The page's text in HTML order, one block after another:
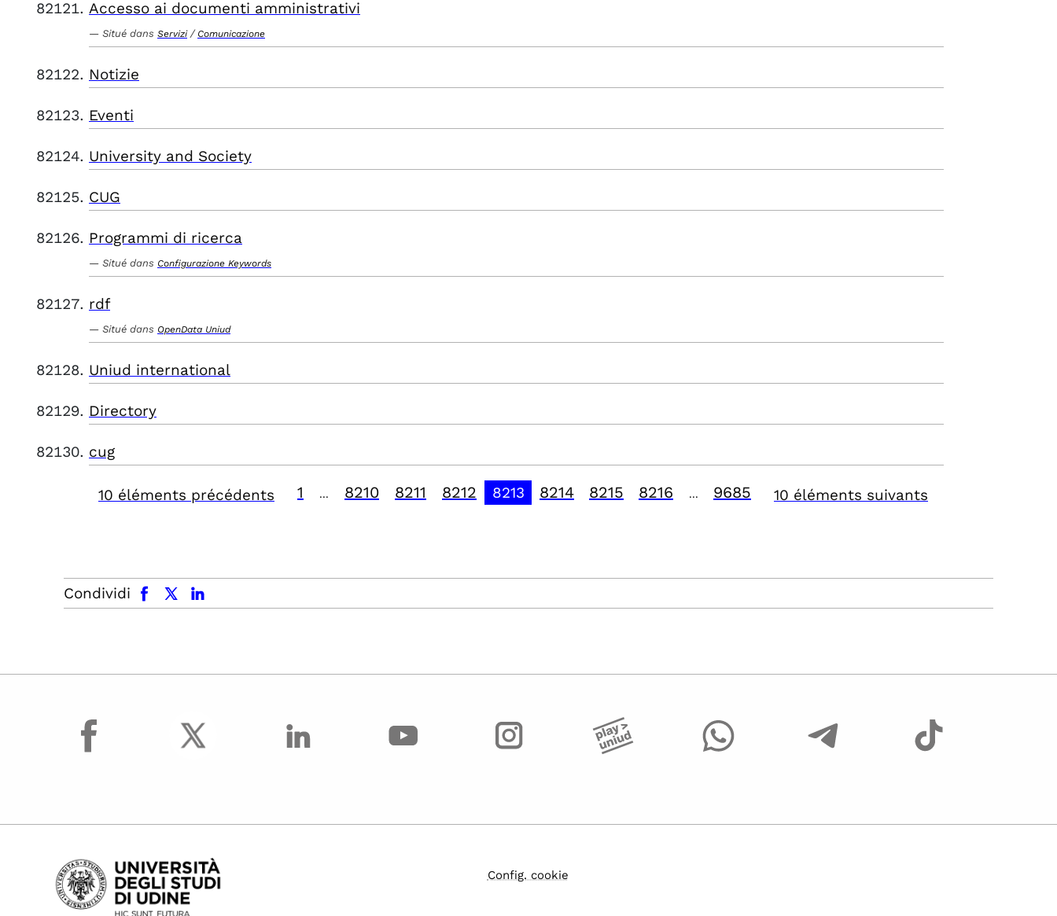
Accesso ai documenti amministrativi
Situé dans Servizi / Comunicazione
Notizie
Eventi
University and Society
CUG
Programmi di ricerca
Situé dans Configurazione Keywords
rdf
Situé dans OpenData Uniud
Uniud international
Directory
cug
10 éléments précédents 1 8210 8211 8212 8213 8214 8215 8216 9685 10 éléments suivants
Condividi
facebook x.com linkedin
facebook
Config. cookie